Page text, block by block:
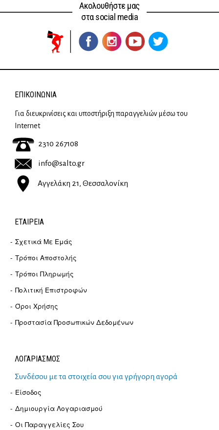
Ακολουθήστε μας
στα social media
ΕΠΙΚΟΙΝΩΝΊΑ
Για διευκρινίσεις και υποστήριξη παραγγελιών μέσω του
Internet
2310 267108
info@salto.gr
Αγγελάκη 21, Θεσσαλονίκη
ΕΤΑΙΡΕΊΑ
Σχετικά Με Εμάς
Τρόποι Αποστολής
Τρόποι Πληρωμής
Πολιτική Επιστροφών
Όροι Χρήσης
Προστασία Προσωπικών Δεδομένων
ΛΟΓΑΡΙΑΣΜΟΣ
Συνδέσου με τα στοιχεία σου για γρήγορη αγορά
Είσοδος
Δημιουργία Λογαριασμού
Οι Παραγγελίες Σου